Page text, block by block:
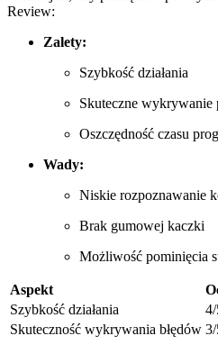
Review:
Zalety:
Szybkość działania
Skuteczne wykrywanie
Oszczędność czasu
Wady:
Niskie rozpoznawanie
Brak gumowej kaczki
Możliwość pominięcia
Aspekt
Szybkość działania
Skuteczność wykrywania błędów